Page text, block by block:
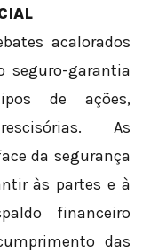
acalorados
seguro-garantia
de ações,
As
da segurança
às partes e à
financeiro
das